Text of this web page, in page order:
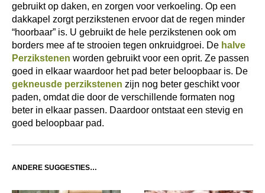
gebruikt op daken, en zorgen voor verkoeling. Op een
dakkapel zorgt perzikstenen ervoor dat de regen minder
“hoorbaar” is. U gebruikt de hele perzikstenen ook om
borders mee af te strooien tegen onkruidgroei. De halve
Perzikstenen worden gebruikt voor een oprit. Ze passen
goed in elkaar waardoor het pad beter beloopbaar is. De
gekneusde perzikstenen zijn nog beter geschikt voor
paden, omdat die door de verschillende formaten nog
beter in elkaar passen. Daardoor ontstaat een stevig en
goed beloopbaar pad.
ANDERE SUGGESTIES…